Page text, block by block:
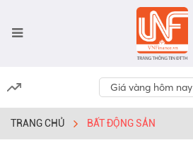
Giá vàng hôm nay
TRANG CHỦ BẤT ĐỘNG SẢN